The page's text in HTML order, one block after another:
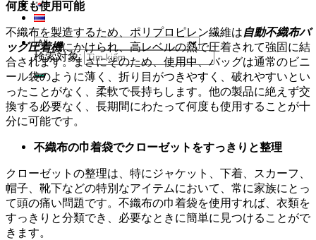
検索対象:
何度も使用可能
不織布を製造するため、ポリプロピレン繊維は自動不織布バ
ッグ圧着機にかけられ、高レベルの熱で圧着されて強固に結
合されます。まさにそのため、使用中、バッグは通常のビニ
ール袋のように薄く、折り目がつきやすく、破れやすいとい
ったことがなく、柔軟で長持ちします。他の製品に絶えず交
換する必要なく、長期間にわたって何度も使用することが十
分に可能です。
不織布の巾着袋でクローゼットをすっきりと整理
クローゼットの整理は、特にジャケット、下着、スカーフ、
帽子、靴下などの特別なアイテムにおいて、常に家族にとっ
て頭の痛い問題です。不織布の巾着袋を使用すれば、衣類を
すっきりと分類でき、必要なときに簡単に見つけることがで
きます。